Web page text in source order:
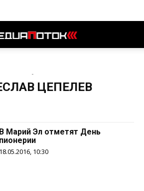
-
ЦЕПЕЛЕВ
В Марий Эл отметят День
пионерии
18.05.2016, 10:30